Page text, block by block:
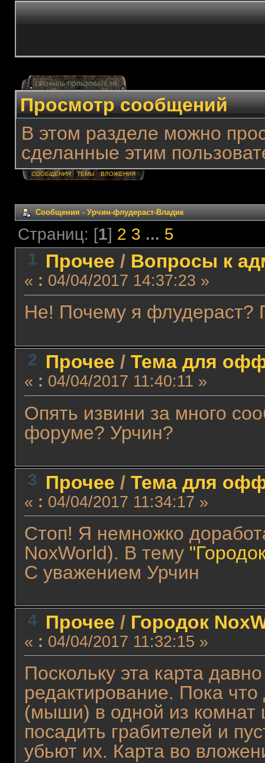
ПРОФИЛЬ ПОЛЬЗОВАТЕЛЯ
Просмотр сообщений
В этом разделе можно
сделанные этим
СООБЩЕНИЯ ТЕМЫ ВЛОЖЕНИЯ
Сообщения - Урчин-флудераст-Владик
Страниц: [1] 2 3 ... 5
1 Прочее / Вопросы к
« : 04/04/2017 14:37:23 »
Не! Почему я флудераст?
2 Прочее / Тема для
« : 04/04/2017 11:40:11 »
Опять извини за много
форуме? Урчин?
3 Прочее / Тема для
« : 04/04/2017 11:34:17 »
Стоп! Я немножко
NoxWorld). В тему
С уважением Урчин
4 Прочее / Городок
« : 04/04/2017 11:32:15 »
Поскольку эта карта
редактирование. Пока
(мыши) в одной из комнат
посадить грабителей и
убьют их. Карта во